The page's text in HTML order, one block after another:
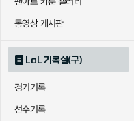
동영상 게시판
LoL 기록실(구)
경기기록
선수기록